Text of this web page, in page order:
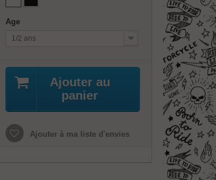
Age
1/2 ans
Ajouter au
panier
Ajouter à ma liste d'envies